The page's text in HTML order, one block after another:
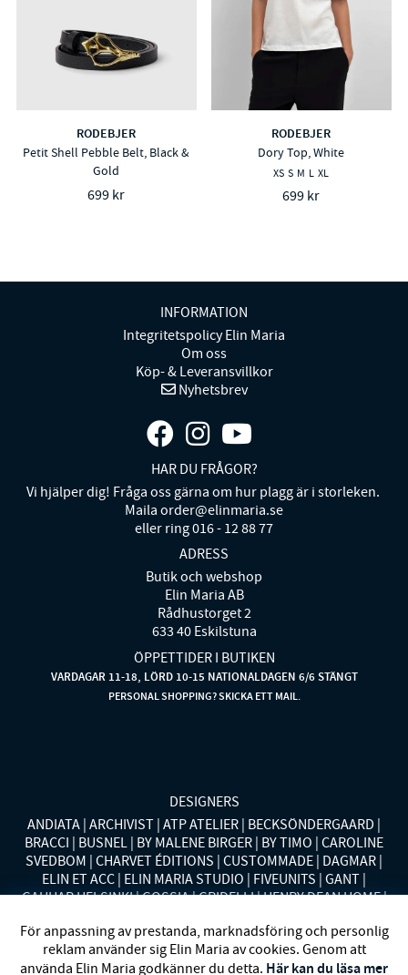
RODEBJER
Petit Shell Pebble Belt, Black &
Gold
699 kr
RODEBJER
Dory Top, White
XS S M L XL
699 kr
INFORMATION
Integritetspolicy Elin Maria
Om oss
Köp- & Leveransvillkor
Nyhetsbrev
HAR DU FRÅGOR?
Vi hjälper dig! Fråga oss gärna om hur plagg är i storleken.
Maila order@elinmaria.se
eller ring 016 - 12 88 77
ADRESS
Butik och webshop
Elin Maria AB
Rådhustorget 2
633 40 Eskilstuna
ÖPPETTIDER I BUTIKEN
VARDAGAR 11-18, LÖRD 10-15 NATIONALDAGEN 6/6 STÄNGT
PERSONAL SHOPPING? SKICKA ETT MAIL.
DESIGNERS
ANDIATA ARCHIVIST ATP ATELIER BECKSÖNDERGAARD
BRACCI BUSNEL BY MALENE BIRGER BY TIMO CAROLINE
SVEDBOM CHARVET ÉDITIONS CUSTOMMADE DAGMAR
ELIN ET ACC ELIN MARIA STUDIO FIVEUNITS GANT
GAUHAR HELSINKI GOSSIA GRIDELLI HENRY DEAN HOME
MISSONI HOME MONO MORENO CALIFORNIA MOS MOSH
MRS HOSIERY NORDAN HOME NÜMPH POLO RALPH
LAUREN RENÉE VOLTAIRE RODEBJER SECOND FEMALE
För anpassning av prestanda, marknadsföring och personlig
reklam använder sig Elin Maria av cookies. Genom att
använda Elin Maria godkänner du detta. Här kan du läsa mer